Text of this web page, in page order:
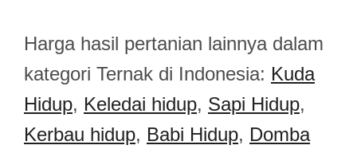
Harga hasil pertanian lainnya dalam
kategori Ternak di Indonesia: Kuda
Hidup, Keledai hidup, Sapi Hidup,
Kerbau hidup, Babi Hidup, Domba